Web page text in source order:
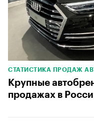
СТАТИСТИКА ПРОДАЖ
Крупные
продажах в